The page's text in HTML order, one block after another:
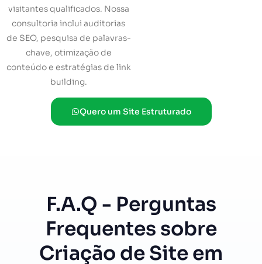
visitantes qualificados. Nossa
consultoria inclui auditorias
de SEO, pesquisa de palavras-
chave, otimização de
conteúdo e estratégias de link
building.
Quero um Site Estruturado
F.A.Q - Perguntas
Frequentes sobre
Criação de Site em